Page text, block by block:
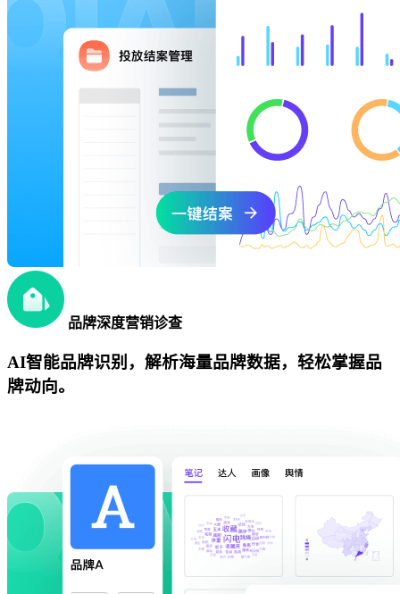
品牌深度营销诊查
AI智能品牌识别，解析海量品牌数据，轻松掌握品
牌动向。